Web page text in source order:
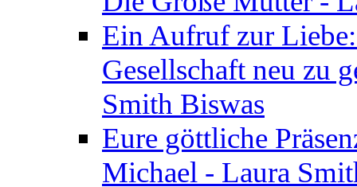
Ein Aufruf zur
Gesellschaft neu zu
Smith Biswas
Eure göttliche
Michael - Laura